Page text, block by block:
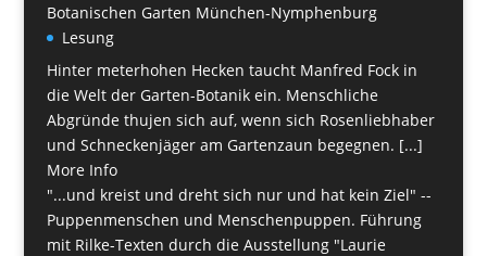
Botanischen Garten München-Nymphenburg
Lesung
Hinter meterhohen Hecken taucht Manfred Fock in
die Welt der Garten-Botanik ein. Menschliche
Abgründe thujen sich auf, wenn sich Rosenliebhaber
und Schneckenjäger am Gartenzaun begegnen. [...]
More Info
"...und kreist und dreht sich nur und hat kein Ziel" --
Puppenmenschen und Menschenpuppen. Führung
mit Rilke-Texten durch die Ausstellung "Laurie